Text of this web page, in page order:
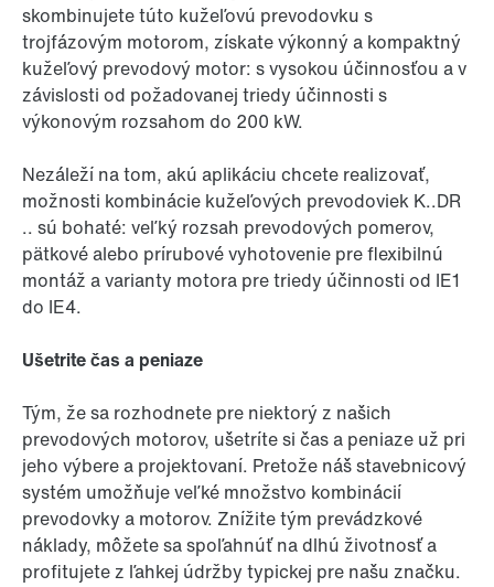
skombinujete túto kužeľovú prevodovku s
trojfázovým motorom, získate výkonný a kompaktný
kužeľový prevodový motor: s vysokou účinnosťou a v
závislosti od požadovanej triedy účinnosti s
výkonovým rozsahom do 200 kW.
Nezáleží na tom, akú aplikáciu chcete realizovať,
možnosti kombinácie kužeľových prevodoviek K..DR
.. sú bohaté: veľký rozsah prevodových pomerov,
pätkové alebo prírubové vyhotovenie pre flexibilnú
montáž a varianty motora pre triedy účinnosti od IE1
do IE4.
Ušetrite čas a peniaze
Tým, že sa rozhodnete pre niektorý z našich
prevodových motorov, ušetríte si čas a peniaze už pri
jeho výbere a projektovaní. Pretože náš stavebnicový
systém umožňuje veľké množstvo kombinácií
prevodovky a motorov. Znížite tým prevádzkové
náklady, môžete sa spoľahnúť na dlhú životnosť a
profitujete z ľahkej údržby typickej pre našu značku.